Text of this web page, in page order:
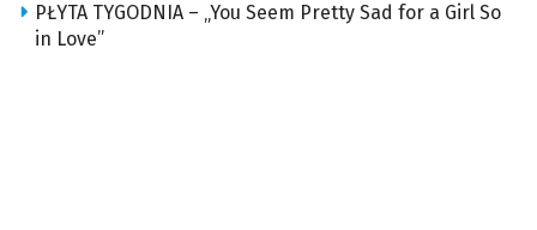
PŁYTA TYGODNIA – „You Seem Pretty Sad for a Girl So
in Love”